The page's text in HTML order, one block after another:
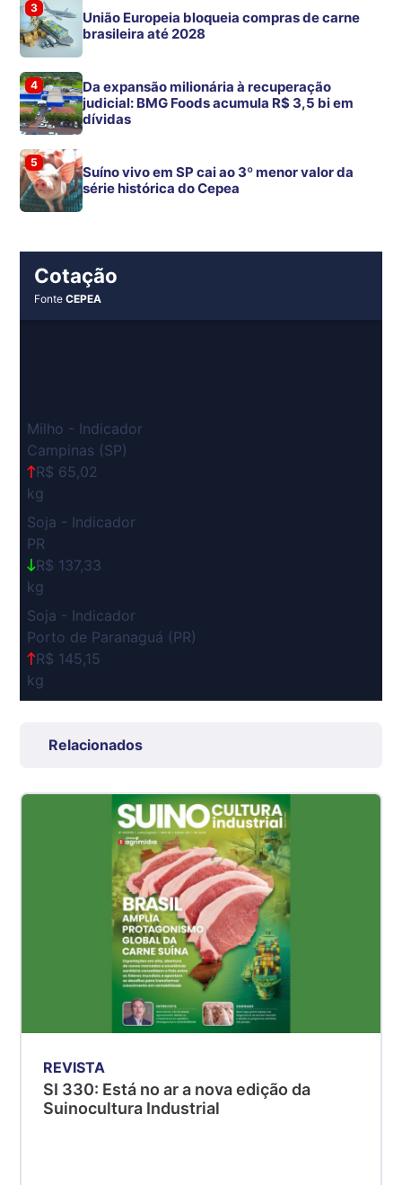
3
União Europeia bloqueia compras de carne
brasileira até 2028
4
Da expansão milionária à recuperação
judicial: BMG Foods acumula R$ 3,5 bi em
dívidas
5
Suíno vivo em SP cai ao 3º menor valor da
série histórica do Cepea
Cotação
FonteCEPEA
Milho - Indicador
Campinas (SP)
R$ 65,02
kg
Soja - Indicador
PR
R$ 137,33
kg
Soja - Indicador
Porto de Paranaguá (PR)
R$ 145,15
kg
R$ 7,53
Suíno - Estadual
Suíno - Estadual
Suíno - Estadual
R$ 4,51
Suíno - Estadual
SC
Relacionados
REVISTA
SI 330: Está no ar a nova edição da
Suinocultura Industrial